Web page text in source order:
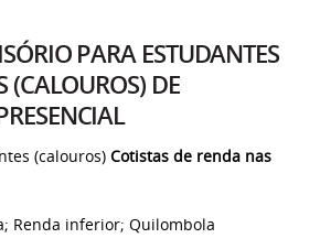
PARA ESTUDANTES
(CALOUROS) DE
(calouros) Cotistas de renda nas
Renda inferior; Quilombola